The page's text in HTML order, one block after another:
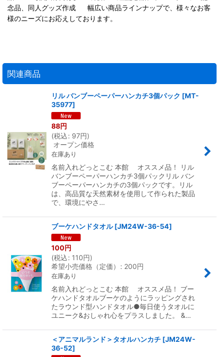
念品、同人グッズ作成 幅広い商品ラインナップで、様々なお客
様のニーズにお応えしております。
関連商品
リル バンブーペーパーハンカチ3個パック [MT-
35977]
88円
(税込: 97円)
オープン価格
在庫あり
名前入れどっとこむ 本館 オススメ品！ リル
バンブーペーパーハンカチ3個パックリル バン
ブーペーパーハンカチの3個パックです。リル
は、高品質な天然素材を使用して作られた製品
で、環境にやさ…
ブーケハンドタオル [JM24W-36-54]
100円
(税込: 110円)
希望小売価格（定価）
: 200円
在庫あり
名前入れどっとこむ 本館 オススメ品！ ブー
ケハンドタオルブーケのようにラッピングされ
たラウンド型ハンドタオル●毎日使うタオルに
ユニーク&おしゃれ心をプラスしました。 &…
＜アニマルランド＞タオルハンカチ [JM24W-
36-52]